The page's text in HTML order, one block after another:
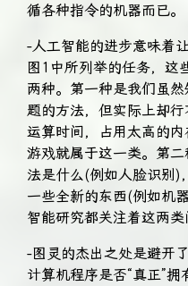
循各种指令的机器而已。
-人工智能的进步意味着
图1中所列举的任务，这
两种。第一种是我们虽
题的方法，但实际上却
运算时间，占用太高的
游戏就属于这一类。第
法是什么(例如人脸识别)
一些全新的东西(例如机
智能研究都关注着这两类
-图灵的杰出之处是避开
计算机程序是否“真正”